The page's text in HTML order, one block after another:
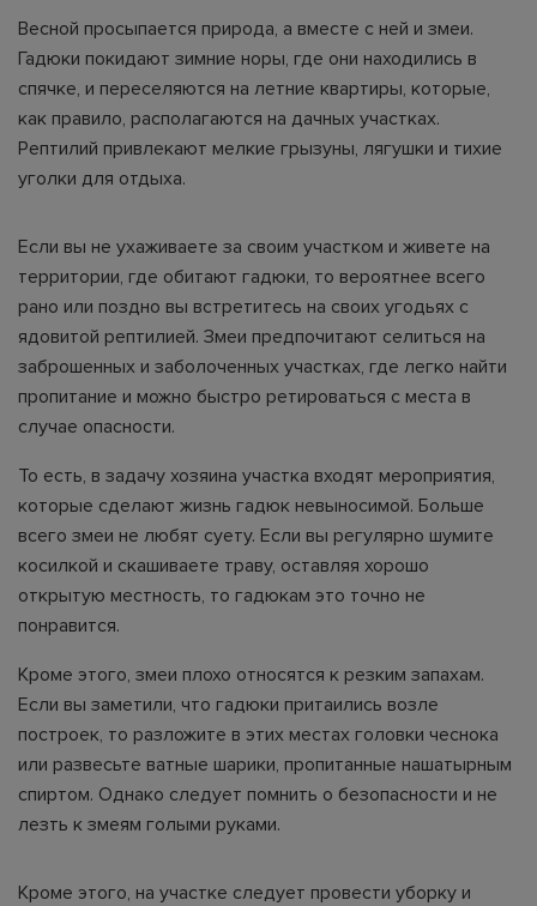
Весной просыпается природа, а вместе с ней и змеи.
Гадюки покидают зимние норы, где они находились в
спячке, и переселяются на летние квартиры, которые,
как правило, располагаются на дачных участках.
Рептилий привлекают мелкие грызуны, лягушки и тихие
уголки для отдыха.
Если вы не ухаживаете за своим участком и живете на
территории, где обитают гадюки, то вероятнее всего
рано или поздно вы встретитесь на своих угодьях с
ядовитой рептилией. Змеи предпочитают селиться на
заброшенных и заболоченных участках, где легко найти
пропитание и можно быстро ретироваться с места в
случае опасности.
То есть, в задачу хозяина участка входят мероприятия,
которые сделают жизнь гадюк невыносимой. Больше
всего змеи не любят суету. Если вы регулярно шумите
косилкой и скашиваете траву, оставляя хорошо
открытую местность, то гадюкам это точно не
понравится.
Кроме этого, змеи плохо относятся к резким запахам.
Если вы заметили, что гадюки притаились возле
построек, то разложите в этих местах головки чеснока
или развесьте ватные шарики, пропитанные нашатырным
спиртом. Однако следует помнить о безопасности и не
лезть к змеям голыми руками.
Кроме этого, на участке следует провести уборку и